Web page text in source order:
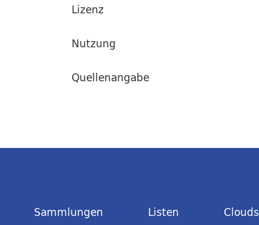
Lizenz
Nutzung
Quellenangabe
Sammlungen Listen Clouds